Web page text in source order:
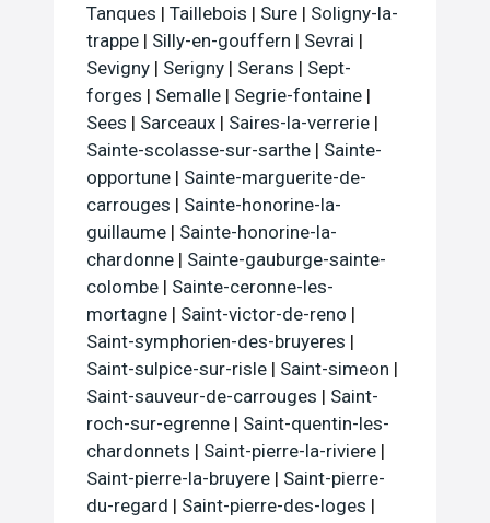
Tanques | Taillebois | Sure | Soligny-la-
trappe | Silly-en-gouffern | Sevrai |
Sevigny | Serigny | Serans | Sept-
forges | Semalle | Segrie-fontaine |
Sees | Sarceaux | Saires-la-verrerie |
Sainte-scolasse-sur-sarthe | Sainte-
opportune | Sainte-marguerite-de-
carrouges | Sainte-honorine-la-
guillaume | Sainte-honorine-la-
chardonne | Sainte-gauburge-sainte-
colombe | Sainte-ceronne-les-
mortagne | Saint-victor-de-reno |
Saint-symphorien-des-bruyeres |
Saint-sulpice-sur-risle | Saint-simeon |
Saint-sauveur-de-carrouges | Saint-
roch-sur-egrenne | Saint-quentin-les-
chardonnets | Saint-pierre-la-riviere |
Saint-pierre-la-bruyere | Saint-pierre-
du-regard | Saint-pierre-des-loges |